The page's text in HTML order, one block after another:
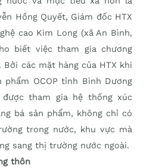
Hồng Quyết, Giám đốc HTX
cao Kim Long (xã An Bình,
biết việc tham gia chương
các mặt hàng của HTX khi
phẩm OCOP tỉnh Bình Dương
tham gia hệ thống xúc
bá sản phẩm, không chỉ có
trong nước, khu vực mà
sang thị trường nước ngoài.
thôn